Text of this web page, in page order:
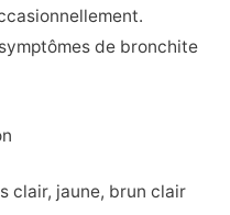
de bronchite
clair, jaune, brun clair